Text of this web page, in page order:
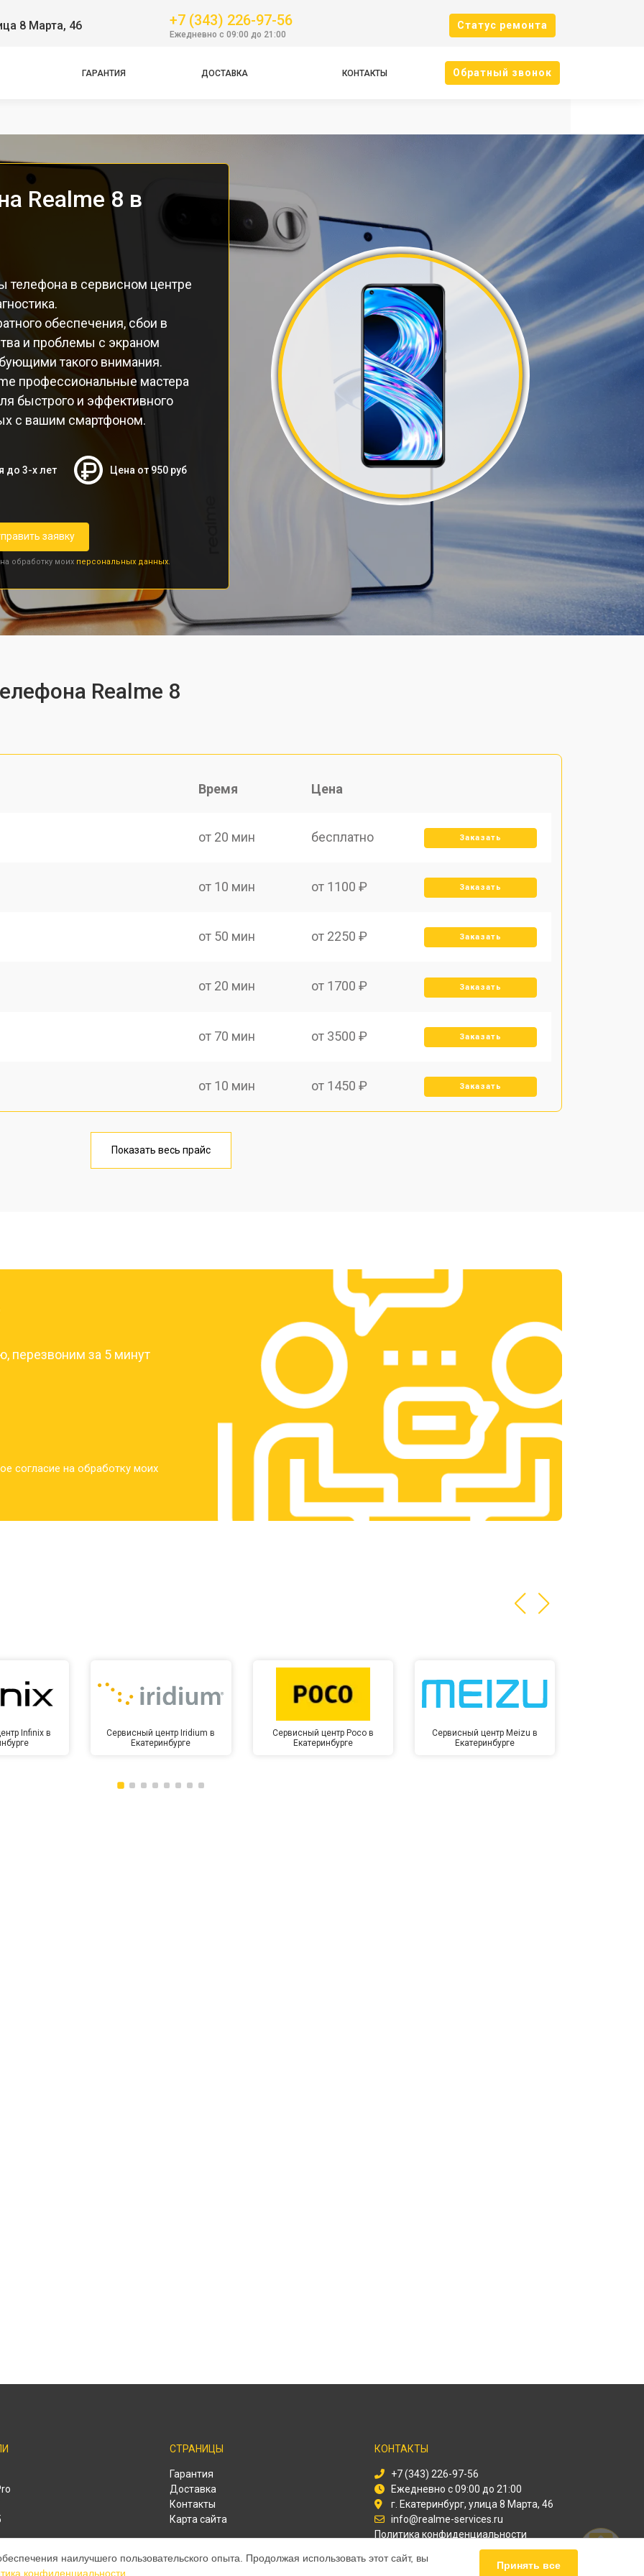
8 Марта, 46 +7 (343) 226-97-56
Ежедневно с 09:00 до 21:00
Cтатус ремонта
ГАРАНТИЯ ДОСТАВКА КОНТАКТЫ Oбратный звонок
Realme 8 в
телефона в сервисном центре
обеспечения, сбои в
и проблемы с экраном
такого внимания.
профессиональные мастера
быстрого и эффективного
с вашим смартфоном.
до 3-х лет Цена от 950 руб
заявку
обработку моих персональных данных.
Realme 8
Время Цена
от 20 мин бесплатно Заказать
от 10 мин от 1100 ₽ Заказать
от 50 мин от 2250 ₽ Заказать
от 20 мин от 1700 ₽ Заказать
от 70 мин от 3500 ₽ Заказать
от 10 мин от 1450 ₽ Заказать
от 40 мин
от 3300 ₽
от 1400 ₽ Заказать
от 2700 ₽ Заказать
от 950 ₽ Заказать
от 1750 ₽
Показать весь прайс
перезвоним за 5 минут
согласие на обработку моих
Infinix в
Сервисный центр Iridium в
Екатеринбурге
Сервисный центр Poco в
Екатеринбурге
Сервисный центр Meizu в
Екатеринбурге
СТРАНИЦЫ
Гарантия
Доставка
Контакты
Карта сайта
КОНТАКТЫ
+7 (343) 226-97-56
Ежедневно с 09:00 до 21:00
г. Екатеринбург, улица 8 Марта, 46
info@realme-services.ru
Политика конфиденциальности
Способы оплаты
наилучшего пользовательского опыта. Продолжая использовать этот сайт, вы
конфиденциальности
Принять все